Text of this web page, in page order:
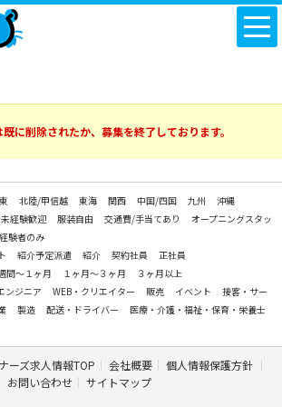
既に削除されたか、募集を終了しております。
北陸/甲信越 東海 関西 中国/四国 九州
沖縄
未経験歓迎 服装自由 交通費/手当てあり
オープニングスタッ
経験者のみ
紹介予定派遣 紹介 契約社員
正社員
間～１ヶ月 １ヶ月～３ヶ月
３ヶ月以上
ンジニア WEB・クリエイター 販売 イベント
接客・サー
製造 配送・ドライバー
医療・介護・福祉・保育・栄養士
ーズ求人情報TOP 会社概要
個人情報保護方針
お問い合わせ
サイトマップ